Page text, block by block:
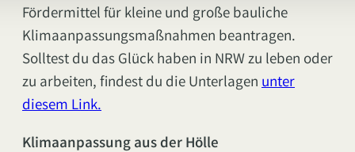
Fördermittel für kleine und große bauliche
Klimaanpassungsmaßnahmen beantragen.
Solltest du das Glück haben in NRW zu leben oder
zu arbeiten, findest du die Unterlagen unter
diesem Link.
Klimaanpassung aus der Hölle